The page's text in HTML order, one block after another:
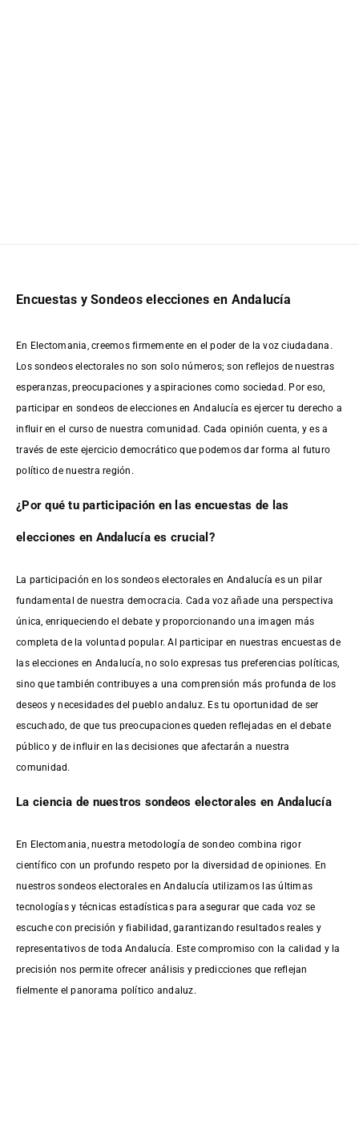
Encuestas y Sondeos elecciones en Andalucía
En Electomania, creemos firmemente en el poder de la voz ciudadana.
Los sondeos electorales no son solo números; son reflejos de nuestras
esperanzas, preocupaciones y aspiraciones como sociedad. Por eso,
participar en sondeos de elecciones en Andalucía es ejercer tu derecho a
influir en el curso de nuestra comunidad. Cada opinión cuenta, y es a
través de este ejercicio democrático que podemos dar forma al futuro
político de nuestra región.
¿Por qué tu participación en las encuestas de las
elecciones en Andalucía es crucial?
La participación en los sondeos electorales en Andalucía es un pilar
fundamental de nuestra democracia. Cada voz añade una perspectiva
única, enriqueciendo el debate y proporcionando una imagen más
completa de la voluntad popular. Al participar en nuestras encuestas de
las elecciones en Andalucía, no solo expresas tus preferencias políticas,
sino que también contribuyes a una comprensión más profunda de los
deseos y necesidades del pueblo andaluz. Es tu oportunidad de ser
escuchado, de que tus preocupaciones queden reflejadas en el debate
público y de influir en las decisiones que afectarán a nuestra
comunidad.
La ciencia de nuestros sondeos electorales en Andalucía
En Electomania, nuestra metodología de sondeo combina rigor
científico con un profundo respeto por la diversidad de opiniones. En
nuestros sondeos electorales en Andalucía utilizamos las últimas
tecnologías y técnicas estadísticas para asegurar que cada voz se
escuche con precisión y fiabilidad, garantizando resultados reales y
representativos de toda Andalucía. Este compromiso con la calidad y la
precisión nos permite ofrecer análisis y predicciones que reflejan
fielmente el panorama político andaluz.